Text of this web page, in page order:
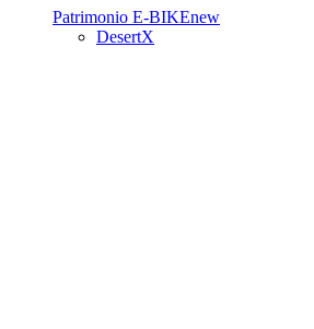
Patrimonio E-BIKEnew
DesertX